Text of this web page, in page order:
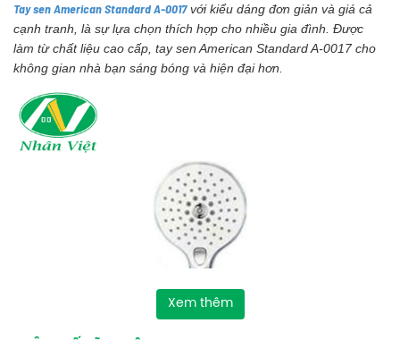
Tay sen American Standard A-0017với kiểu dáng đơn giản và giá cả
cạnh tranh, là sự lựa chọn thích hợp cho nhiều gia đình. Được
làm từ chất liệu cao cấp, tay sen American Standard A-0017 cho
không gian nhà bạn sáng bóng và hiện đại hơn.
Xem thêm